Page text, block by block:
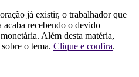
já existir, o trabalhador que
recebendo o devido
Além desta matéria,
o tema. Clique e confira.